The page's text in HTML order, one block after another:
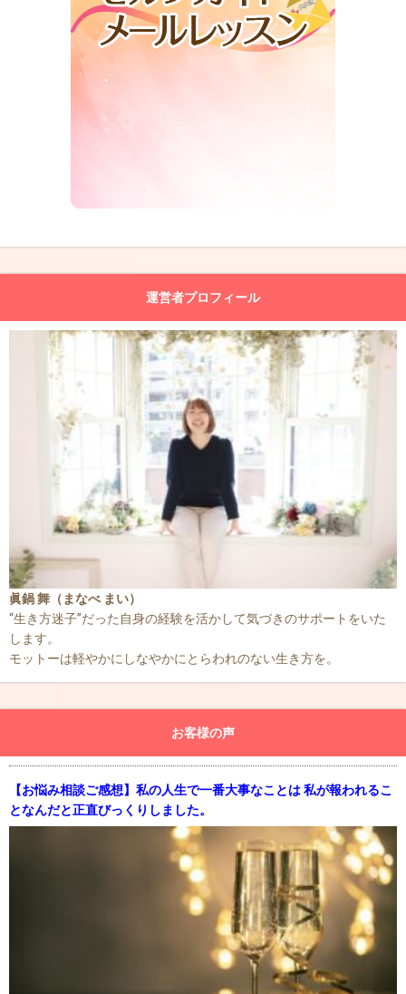
運営者プロフィール
眞鍋 舞（まなべ まい）
“生き方迷子”だった自身の経験を活かして気づきのサポートをいた
します。
モットーは軽やかにしなやかにとらわれのない生き方を。
お客様の声
【お悩み相談ご感想】私の人生で一番大事なことは 私が報われるこ
となんだと正直びっくりしました。